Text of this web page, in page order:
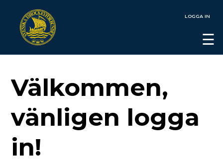
LOGGA IN
☰
Välkommen,
vänligen logga
in!